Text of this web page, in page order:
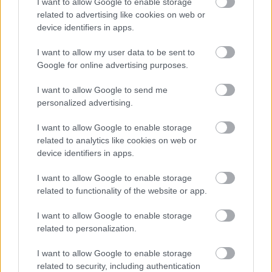
related to advertising like cookies on web or
device identifiers in apps.
I want to allow my user data to be sent to
Google for online advertising purposes.
I want to allow Google to send me
personalized advertising.
I want to allow Google to enable storage
related to analytics like cookies on web or
device identifiers in apps.
I want to allow Google to enable storage
related to functionality of the website or app.
I want to allow Google to enable storage
related to personalization.
I want to allow Google to enable storage
related to security, including authentication
που σου λέει πως στην ουσία κάνεις ενυπόγραφες
βιβλιοπαρουσιάσεις, αλλά όταν ξυπνάς τον έχεις
Σαν βγαίνεις στον πηγαιμό για το βιβλιοπωλείο,
ελπίζεις να μην ξετινάξεις ένα ικανό ποσοστό
του μισθού σου με τρία βιβλία. Πρέπει να
διαλέξειςένα, άντε δύο βιβλία προσεκτικά, αλλά
το μάτι σου χάνεται μέσα στην τόση πληροφορία.
Τελικά καταλήγεις στο να πάρεις αυτό με το
εξώφυλλο που βλέπεις πιο συχνά σε βιβλιο-
ομάδες. Στο σπίτι αναρωτιέσαι πώς έφτασες να